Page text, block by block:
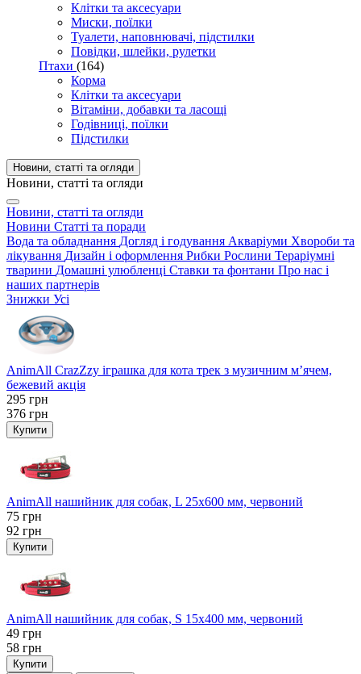
Клітки та аксесуари
Миски, поїлки
Туалети, наповнювачі, підстилки
Повідки, шлейки, рулетки
Птахи (164)
Корма
Клітки та аксесуари
Вітаміни, добавки та ласощі
Годівниці, поїлки
Підстилки
Новини, статті та огляди
Новини, статті та огляди
Новини, статті та огляди
Новини Статті та поради
Вода та обладнання Догляд і годування Акваріуми Хвороби та
лікування Дизайн і оформлення Рибки Рослини Тераріумні
тварини Домашні улюбленці Ставки та фонтани Про нас і
наших партнерів
Знижки Усі
AnimAll CrazZzy іграшка для кота трек з музичним м’ячем,
бежевий акція
295 грн
376 грн
Купити
AnimAll нашийник для собак, L 25x600 мм, червоний
75 грн
92 грн
Купити
AnimAll нашийник для собак, S 15х400 мм, червоний
49 грн
58 грн
Купити